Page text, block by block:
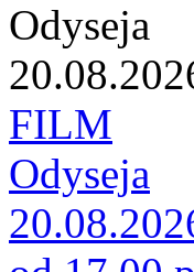
Odyseja
FILM
Odyseja